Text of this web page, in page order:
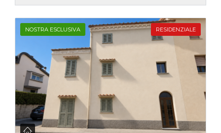
NOSTRA ESCLUSIVA RESIDENZIALE